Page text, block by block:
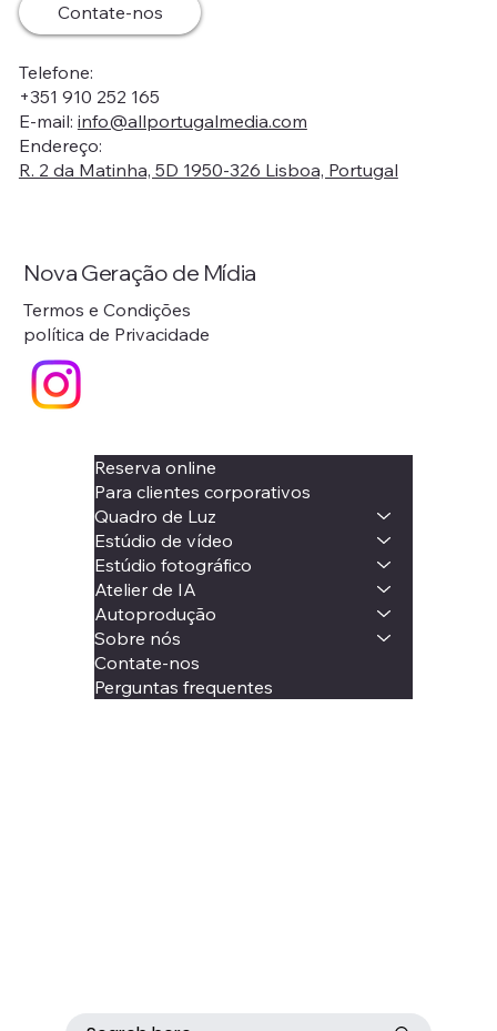
Contate-nos
Telefone:
+351 910 252 165
E-mail: info@allportugalmedia.com
Endereço:
R. 2 da Matinha, 5D 1950-326 Lisboa, Portugal
Reserva online
Para clientes corporativos
Quadro de Luz
Estúdio de vídeo
Estúdio fotográfico
Atelier de IA
Autoprodução
Sobre nós
Contate-nos
Perguntas frequentes
Nova Geração de Mídia
Termos e Condições
política de Privacidade